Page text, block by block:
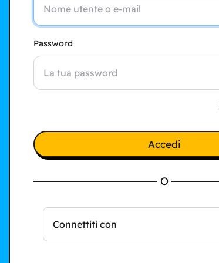
Password
Accedi
O
Connettiti con